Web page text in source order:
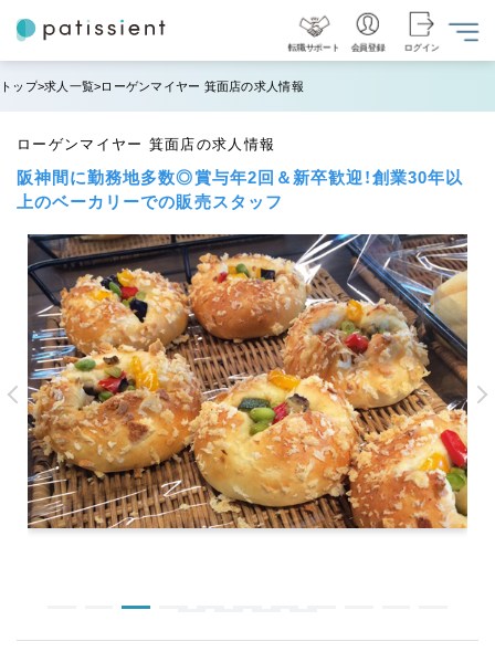
転職サポート 会員登録 ログイン
トップ 求人一覧 ローゲンマイヤー 箕面店の求人情報
ローゲンマイヤー 箕面店の求人情報
阪神間に勤務地多数◎賞与年2回＆新卒歓迎！創業30年以
上のベーカリーでの販売スタッフ